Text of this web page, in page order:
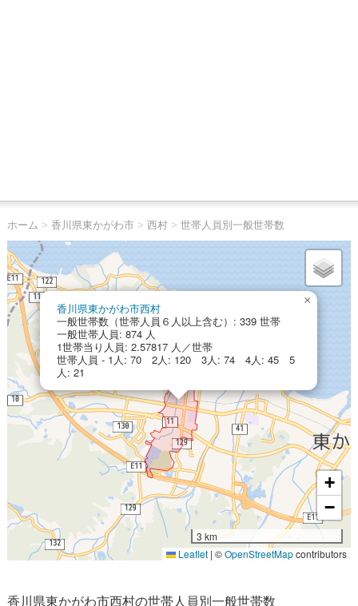
ホーム > 香川県東かがわ市> 西村> 世帯人員別一般世帯数
香川県東かがわ市西村
一般世帯数（世帯人員６人以上含む）: 339 世帯
一般世帯人員: 874 人
1世帯当り人員: 2.57817 人／世帯
世帯人員 - 1人: 70 2人: 120 3人: 74 4人: 45 5
人: 21
×
+
−
3 km
Leaflet | ©OpenStreetMapcontributors
香川県東かがわ市西村の世帯人員別一般世帯数